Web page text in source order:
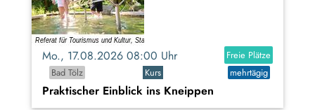
Mo., 17.08.2026 08:00 Uhr
Freie Plätze
Bad Tölz
Kurs mehrtägig
Praktischer Einblick ins Kneippen